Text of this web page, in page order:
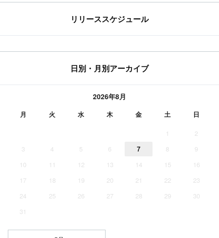
リリーススケジュール
日別・月別アーカイブ
2026年8月
月 火 水 木 金 土 日
1
2
3
4 5 6 7 8
9
10
11 12 13 14 15
16
17
18 19 20 21 22
23
24
25 26 27 28 29
30
31